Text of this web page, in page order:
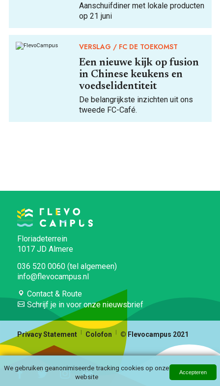
Aanschuifdiner met lokale producten
op 21 juni
VERSLAG FC DE TOEKOMST
Een nieuwe kijk op fusion
in Chinese keukens en
voedselidentiteit
De belangrijkste inzichten uit ons
tweede FC-Café.
Floriadeterrein
1017 JD Almere
036 520 0060 (tel algemeen)
info@flevocampus.nl
Contact & Route
Schrijf je in voor onze nieuwsbrief
Privacy Statement Colofon © Flevocampus 2021
We gebruiken geanonimiseerde tracking cookies op onze
website
Accepteren